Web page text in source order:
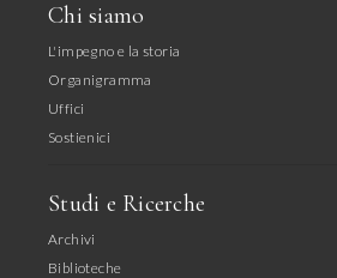
Chi siamo
L'impegno e la storia
Organigramma
Uffici
Sostienici
Studi e Ricerche
Archivi
Biblioteche